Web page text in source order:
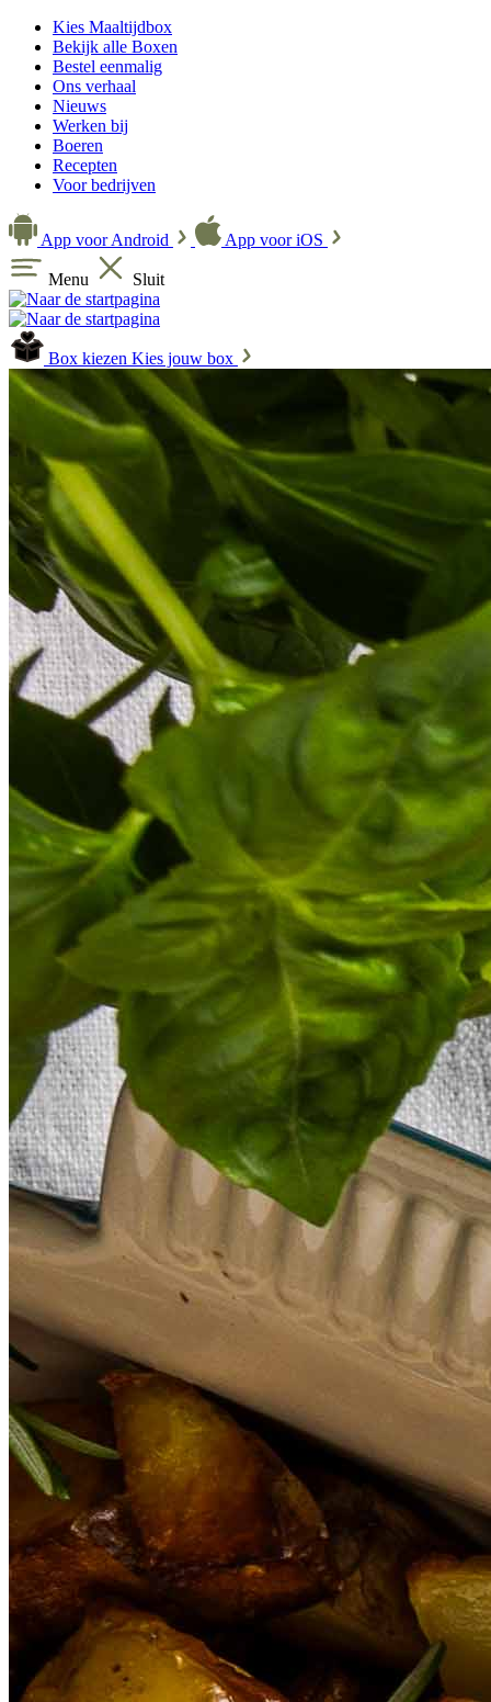
Kies Maaltijdbox
Bekijk alle Boxen
Bestel eenmalig
Ons verhaal
Nieuws
Werken bij
Boeren
Recepten
Voor bedrijven
App voor Android App voor iOS
Menu Sluit
Box kiezen Kies jouw box